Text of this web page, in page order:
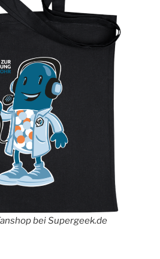
bei Supergeek.de